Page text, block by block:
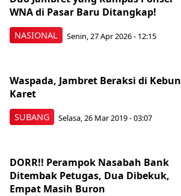
NASIONAL
WNA di Pasar Baru Ditangkap!
Senin, 27 Apr 2026 - 12:15
SUBANG
Waspada, Jambret Beraksi di Kebun
Karet
Selasa, 26 Mar 2019 - 03:07
DORR!! Perampok Nasabah Bank
Ditembak Petugas, Dua Dibekuk,
Empat Masih Buron